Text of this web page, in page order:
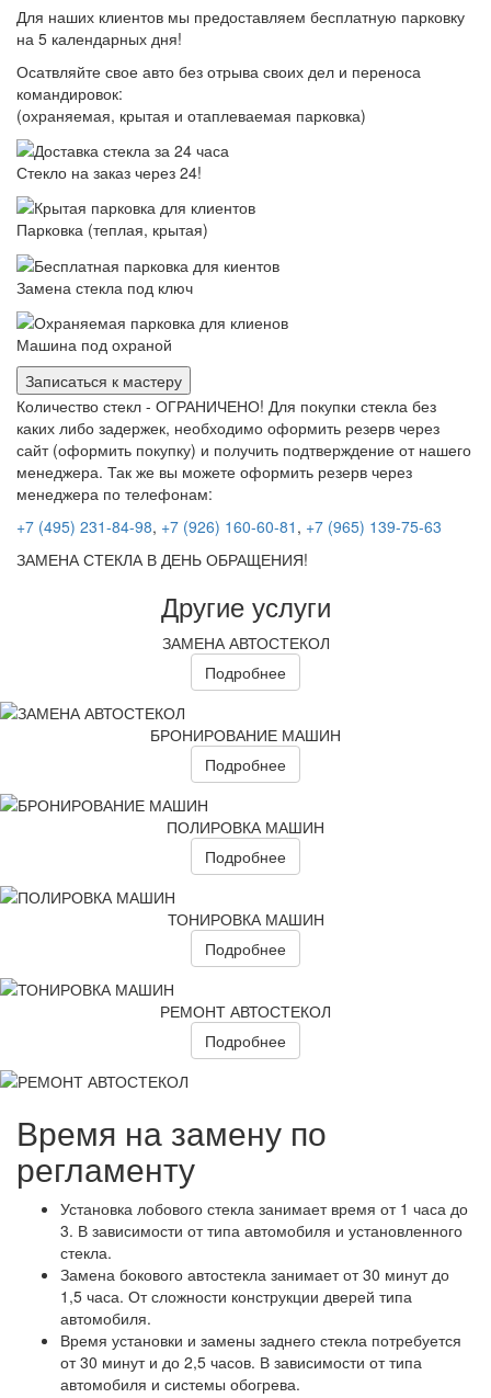
Для наших клиентов мы предоставляем бесплатную парковку
на 5 календарных дня!
Осатвляйте свое авто без отрыва своих дел и переноса
командировок:
(охраняемая, крытая и отаплеваемая парковка)
Стекло на заказ через 24!
Парковка (теплая, крытая)
Замена стекла под ключ
Машина под охраной
Записаться к мастеру
Количество стекл - ОГРАНИЧЕНО! Для покупки стекла без
каких либо задержек, необходимо оформить резерв через
сайт (оформить покупку) и получить подтверждение от нашего
менеджера. Так же вы можете оформить резерв через
менеджера по телефонам:
+7 (495) 231-84-98, +7 (926) 160-60-81 , +7 (965) 139-75-63
ЗАМЕНА СТЕКЛА В ДЕНЬ ОБРАЩЕНИЯ!
Другие услуги
ЗАМЕНА АВТОСТЕКОЛ
Подробнее
БРОНИРОВАНИЕ МАШИН
Подробнее
ПОЛИРОВКА МАШИН
Подробнее
ТОНИРОВКА МАШИН
Подробнее
РЕМОНТ АВТОСТЕКОЛ
Подробнее
Время на замену по
регламенту
Установка лобового стекла занимает время от 1 часа до
3. В зависимости от типа автомобиля и установленного
стекла.
Замена бокового автостекла занимает от 30 минут до
1,5 часа. От сложности конструкции дверей типа
автомобиля.
Время установки и замены заднего стекла потребуется
от 30 минут и до 2,5 часов. В зависимости от типа
автомобиля и системы обогрева.